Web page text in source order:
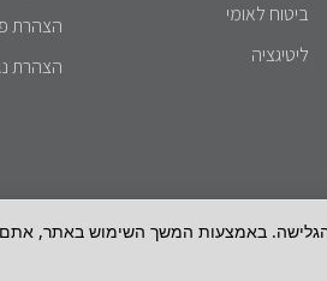
ביטוח לאומי
ליטיגציה
הצהרת
הצהרת
באמצעות המשך השימוש באתר,